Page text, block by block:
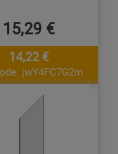
15,29 €
14,22 €
jwY4FC7G2m